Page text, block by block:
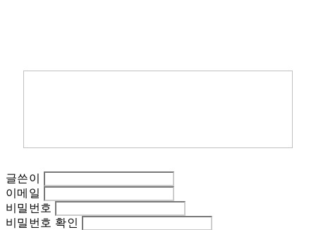
글쓴이
이메일
비밀번호
비밀번호 확인